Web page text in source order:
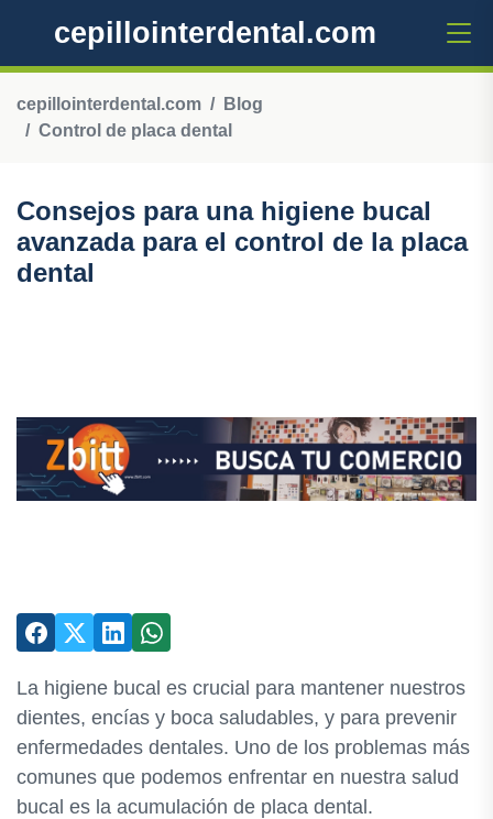
cepillointerdental.com
cepillointerdental.com
Blog
Control de placa dental
Consejos para una higiene bucal
avanzada para el control de la placa
dental
La higiene bucal es crucial para mantener nuestros
dientes, encías y boca saludables, y para prevenir
enfermedades dentales. Uno de los problemas más
comunes que podemos enfrentar en nuestra salud
bucal es la acumulación de placa dental.